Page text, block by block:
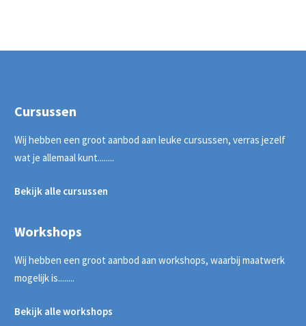
Cursussen
Wij hebben een groot aanbod aan leuke cursussen, verras jezelf
wat je allemaal kunt........
Bekijk alle cursussen
Workshops
Wij hebben een groot aanbod aan workshops, waarbij maatwerk
mogelijk is........
Bekijk alle workshops